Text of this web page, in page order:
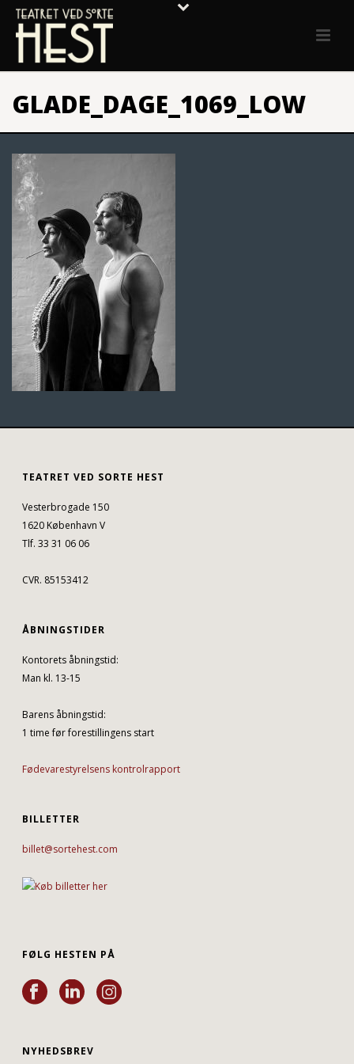
GLADE_DAGE_1069_LOW
TEATRET VED SORTE HEST
Vesterbrogade 150
1620 København V
Tlf. 33 31 06 06
CVR. 85153412
ÅBNINGSTIDER
Kontorets åbningstid:
Man kl. 13-15
Barens åbningstid:
1 time før forestillingens start
Fødevarestyrelsens kontrolrapport
BILLETTER
billet@sortehest.com
FØLG HESTEN PÅ
NYHEDSBREV